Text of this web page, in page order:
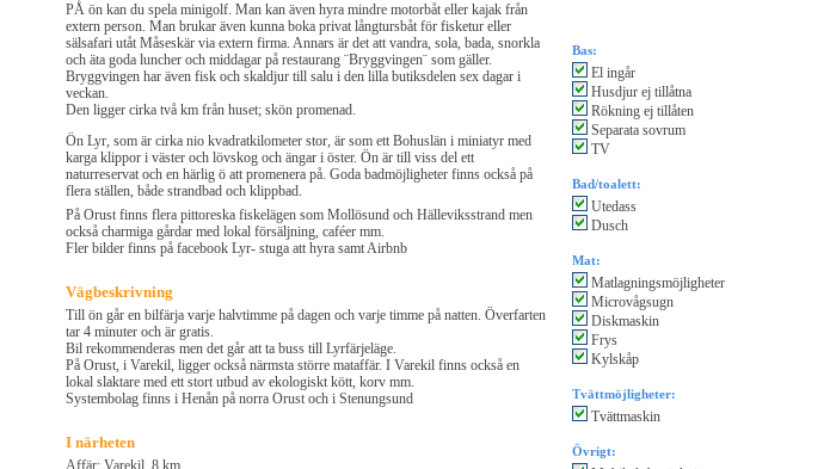
PÅ ön kan du spela minigolf. Man kan även hyra mindre motorbåt eller kajak från
extern person. Man brukar även kunna boka privat långtursbåt för fisketur eller
sälsafari utåt Måseskär via extern firma. Annars är det att vandra, sola, bada, snorkla
och äta goda luncher och middagar på restaurang ¨Bryggvingen¨ som gäller.
Bryggvingen har även fisk och skaldjur till salu i den lilla butiksdelen sex dagar i
veckan.
Den ligger cirka två km från huset; skön promenad.
Ön Lyr, som är cirka nio kvadratkilometer stor, är som ett Bohuslän i miniatyr med
karga klippor i väster och lövskog och ängar i öster. Ön är till viss del ett
naturreservat och en härlig ö att promenera på. Goda badmöjligheter finns också på
flera ställen, både strandbad och klippbad.
På Orust finns flera pittoreska fiskelägen som Mollösund och Hälleviksstrand men
också charmiga gårdar med lokal försäljning, caféer mm.
Fler bilder finns på facebook Lyr- stuga att hyra samt Airbnb
Vägbeskrivning
Till ön går en bilfärja varje halvtimme på dagen och varje timme på natten. Överfarten
tar 4 minuter och är gratis.
Bil rekommenderas men det går att ta buss till Lyrfärjeläge.
På Orust, i Varekil, ligger också närmsta större mataffär. I Varekil finns också en
lokal slaktare med ett stort utbud av ekologiskt kött, korv mm.
Systembolag finns i Henån på norra Orust och i Stenungsund
I närheten
Affär: Varekil, 8 km
Bas:
El ingår
Husdjur ej tillåtna
Rökning ej tillåten
Separata sovrum
TV
Bad/toalett:
Utedass
Dusch
Mat:
Matlagningsmöjligheter
Microvågsugn
Diskmaskin
Frys
Kylskåp
Tvättmöjligheter:
Tvättmaskin
Övrigt: